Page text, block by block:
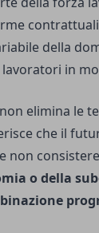
della
in
elimina le
che il
non
o della